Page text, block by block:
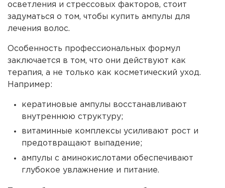
осветления и стрессовых факторов, стоит
задуматься о том, чтобы купить ампулы для
лечения волос.
Особенность профессиональных формул
заключается в том, что они действуют как
терапия, а не только как косметический уход.
Например:
кератиновые ампулы восстанавливают
внутреннюю структуру;
витаминные комплексы усиливают рост и
предотвращают выпадение;
ампулы с аминокислотами обеспечивают
глубокое увлажнение и питание.